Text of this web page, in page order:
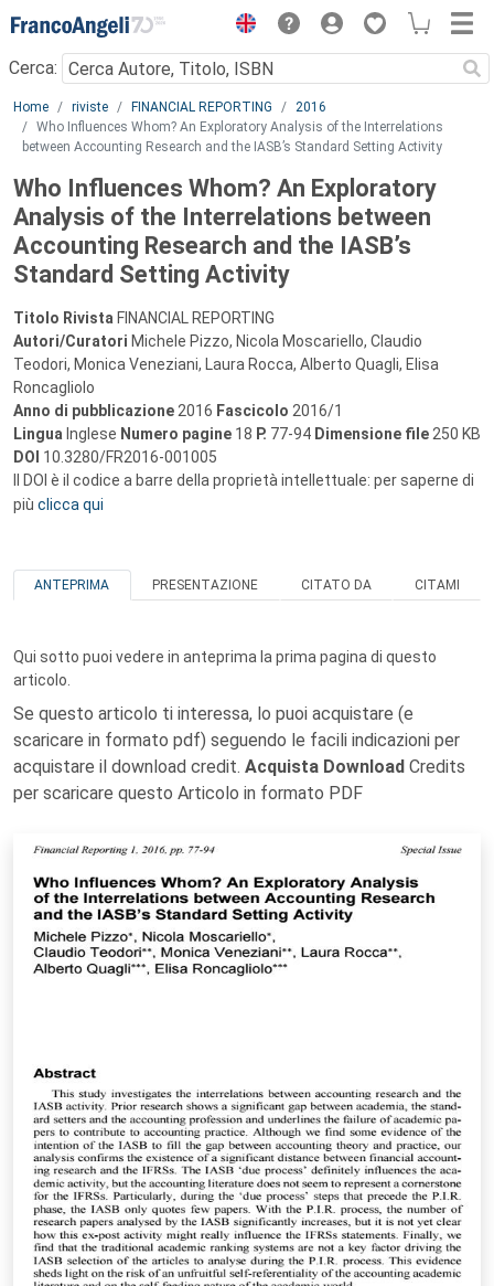
Menu
Cerca:
Main content
Home riviste FINANCIAL REPORTING
2016
Who Influences Whom? An Exploratory Analysis of the Interrelations
between Accounting Research and the IASB’s Standard Setting Activity
Who Influences Whom? An Exploratory
Analysis of the Interrelations between
Accounting Research and the IASB’s
Standard Setting Activity
Titolo Rivista FINANCIAL REPORTING
Autori/Curatori Michele Pizzo, Nicola Moscariello, Claudio
Teodori, Monica Veneziani, Laura Rocca, Alberto Quagli, Elisa
Roncagliolo
Anno di pubblicazione 2016 Fascicolo 2016/1
Lingua Inglese Numero pagine 18 P. 77-94 Dimensione file 250 KB
DOI 10.3280/FR2016-001005
Il DOI è il codice a barre della proprietà intellettuale: per saperne di
più clicca qui
ANTEPRIMA PRESENTAZIONE CITATO DA CITAMI
Qui sotto puoi vedere in anteprima la prima pagina di questo
articolo.
Se questo articolo ti interessa, lo puoi acquistare (e
scaricare in formato pdf) seguendo le facili indicazioni per
acquistare il download credit. Acquista Download Credits
per scaricare questo Articolo in formato PDF